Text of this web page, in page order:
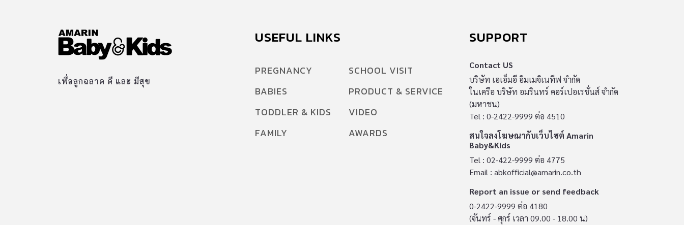
เพื่อลูกฉลาด ดี และ มีสุข
USEFUL LINKS
PREGNANCY
BABIES
TODDLER & KIDS
FAMILY
SCHOOL VISIT
PRODUCT & SERVICE
VIDEO
AWARDS
SUPPORT
Contact US
บริษัท เอเอ็มอี อิมเมจิเนทีฟ จำกัด
ในเครือ บริษัท อมรินทร์ คอร์เปอเรชั่นส์ จำกัด
(มหาชน)
Tel : 0-2422-9999 ต่อ 4510
สนใจลงโฆษณากับเว็บไซต์ Amarin
Baby&Kids
Tel : 02-422-9999 ต่อ 4775
Email : abkofficial@amarin.co.th
Report an issue or send feedback
0-2422-9999 ต่อ 4180
(จันทร์ - ศุกร์ เวลา 09.00 - 18.00 น)